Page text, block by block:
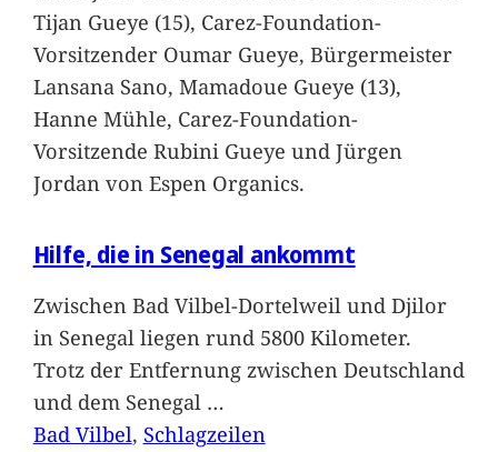
Tijan Gueye (15), Carez-Foundation-
Vorsitzender Oumar Gueye, Bürgermeister
Lansana Sano, Mamadoue Gueye (13),
Hanne Mühle, Carez-Foundation-
Vorsitzende Rubini Gueye und Jürgen
Jordan von Espen Organics.
Hilfe, die in Senegal ankommt
Zwischen Bad Vilbel-Dortelweil und Djilor
in Senegal liegen rund 5800 Kilometer.
Trotz der Entfernung zwischen Deutschland
und dem Senegal …
Bad Vilbel, Schlagzeilen